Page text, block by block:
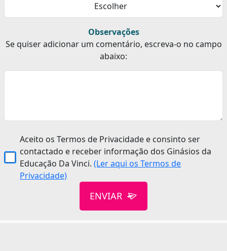
Observações
Se quiser adicionar um comentário, escreva-o no campo
abaixo:
Aceito os Termos de Privacidade e consinto ser
contactado e receber informação dos Ginásios da
Educação Da Vinci.(Ler aqui os Termos de
Privacidade)
ENVIAR